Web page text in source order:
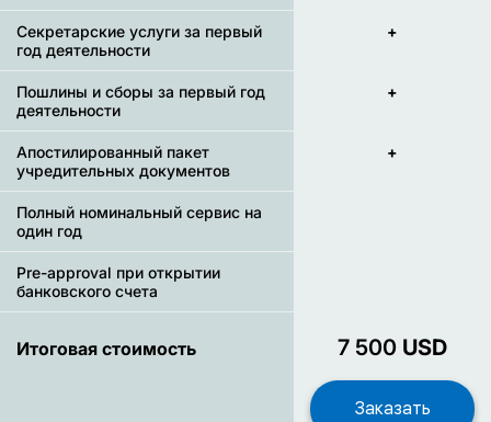
Секретарские услуги за первый
год деятельности
+
Пошлины и сборы за первый год
деятельности
+
Апостилированный пакет
учредительных документов
+
Полный номинальный сервис на
один год
Pre-approval при открытии
банковского счета
Итоговая стоимость 7 500 USD